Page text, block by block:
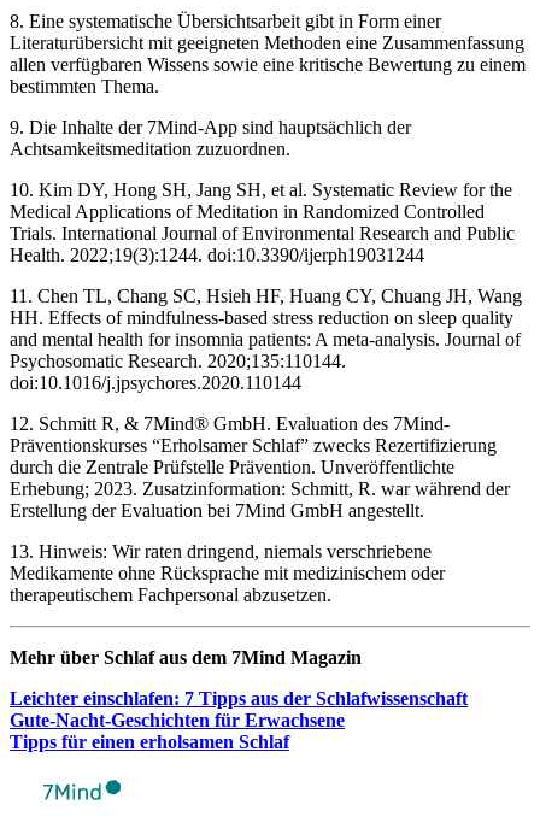
8. Eine systematische Übersichtsarbeit gibt in Form einer
Literaturübersicht mit geeigneten Methoden eine Zusammenfassung
allen verfügbaren Wissens sowie eine kritische Bewertung zu einem
bestimmten Thema.
9. Die Inhalte der 7Mind-App sind hauptsächlich der
Achtsamkeitsmeditation zuzuordnen.
10. Kim DY, Hong SH, Jang SH, et al. Systematic Review for the
Medical Applications of Meditation in Randomized Controlled
Trials. International Journal of Environmental Research and Public
Health. 2022;19(3):1244. doi:10.3390/ijerph19031244
11. Chen TL, Chang SC, Hsieh HF, Huang CY, Chuang JH, Wang
HH. Effects of mindfulness-based stress reduction on sleep quality
and mental health for insomnia patients: A meta-analysis. Journal of
Psychosomatic Research. 2020;135:110144.
doi:10.1016/j.jpsychores.2020.110144
12. Schmitt R, & 7Mind® GmbH. Evaluation des 7Mind-
Präventionskurses “Erholsamer Schlaf” zwecks Rezertifizierung
durch die Zentrale Prüfstelle Prävention. Unveröffentlichte
Erhebung; 2023. Zusatzinformation: Schmitt, R. war während der
Erstellung der Evaluation bei 7Mind GmbH angestellt.
13. Hinweis: Wir raten dringend, niemals verschriebene
Medikamente ohne Rücksprache mit medizinischem oder
therapeutischem Fachpersonal abzusetzen.
Mehr über Schlaf aus dem 7Mind Maga­zin
Leich­ter ein­schla­fen: 7 Tipps aus der Schlaf­wis­sen­schaft
Gute-Nacht-Geschich­ten für Erwach­sene
Tipps für einen erhol­sa­men Schlaf